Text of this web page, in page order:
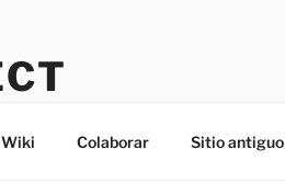
Wiki Colaborar Sitio antiguo